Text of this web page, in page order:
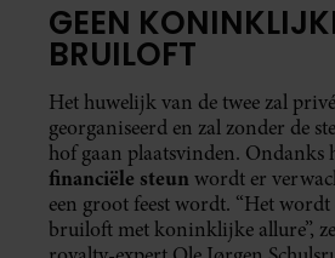
GEEN
BRUILOFT
Het huwelijk van de twee zal
georganiseerd en zal zonder de
hof gaan plaatsvinden. Ondanks
financiële steunwordt er
een groot feest wordt. “Het
bruiloft met koninklijke allure”,